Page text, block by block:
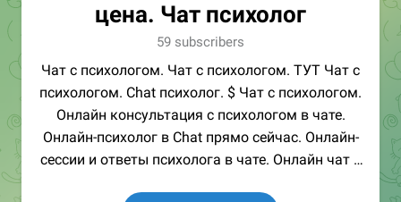
цена. Чат психолог
59 subscribers
Чат с психологом. Чат с психологом. ТУТ Чат с
психологом. Chat психолог. $ Чат с психологом.
Онлайн консультация с психологом в чате.
Онлайн-психолог в Chat прямо сейчас. Онлайн-
сессии и ответы психолога в чате. Онлайн чат с